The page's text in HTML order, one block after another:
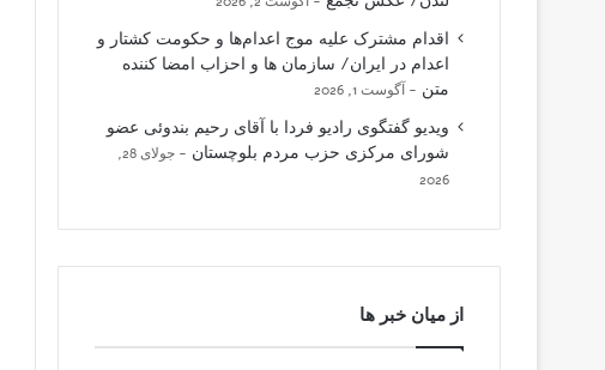
اقدام مشترک علیه موج اعدام‌ها و حکومت کشتار و
اعدام در ایران/ سازمان ها و احزاب امضا کننده
متن
آگوست 1, 2026
ویدیو گفتگوی رادیو فردا با آقای رحیم بندوئی عضو
شورای مرکزی حزب مردم بلوچستان
جولای 28,
2026
از میان خبر ها